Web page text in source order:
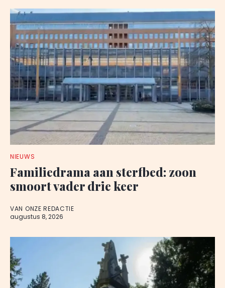
NIEUWS
Familiedrama aan sterfbed: zoon
smoort vader drie keer
VAN ONZE REDACTIE
augustus 8, 2026